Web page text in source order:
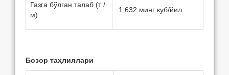
Газга бўлган талаб (т /
м)
1 632 минг куб/йил
Бозор таҳлиллари